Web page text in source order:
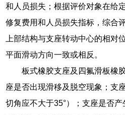
和人员损失；根据评价对象在给
修复费用和人员损失指标，综合
上部结构与支座转动中心的相对
平面滑动方向一致或相反。
板式橡胶支座及四氟滑板橡
座是否出现滑移及脱空现象；支
切角应不大于35°）；支座是否